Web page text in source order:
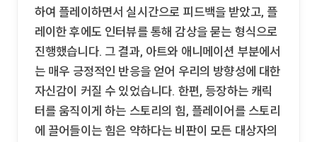
하여 플레이하면서 실시간으로 피드백을 받았고, 플
레이한 후에도 인터뷰를 통해 감상을 묻는 형식으로
진행했습니다. 그 결과, 아트와 애니메이션 부분에서
는 매우 긍정적인 반응을 얻어 우리의 방향성에 대한
자신감이 커질 수 있었습니다. 한편, 등장하는 캐릭
터를 움직이게 하는 스토리의 힘, 플레이어를 스토리
에 끌어들이는 힘은 약하다는 비판이 모든 대상자의